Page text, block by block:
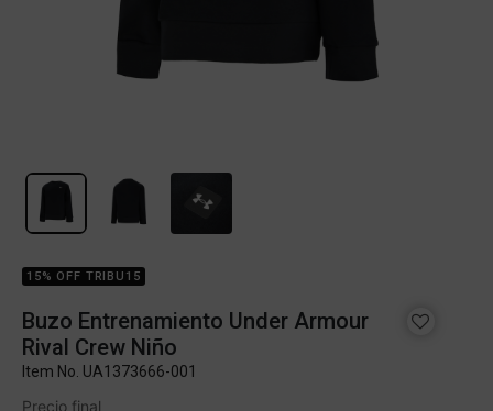
15% OFF TRIBU15
Buzo Entrenamiento Under Armour
Rival Crew Niño
Item No. UA1373666-001
Precio final